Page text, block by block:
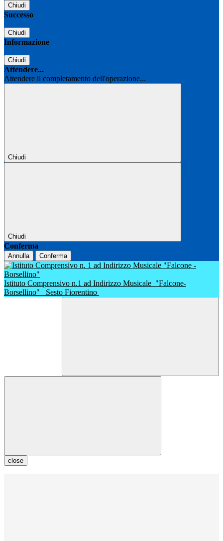
Chiudi
Successo
Chiudi
Informazione
Chiudi
Attendere...
Attendere il completamento dell'operazione...
Chiudi
Chiudi
Conferma
Annulla Conferma
Istituto Comprensivo n.1 ad Indirizzo Musicale "Falcone-
Borsellino"
Sesto Fiorentino
close